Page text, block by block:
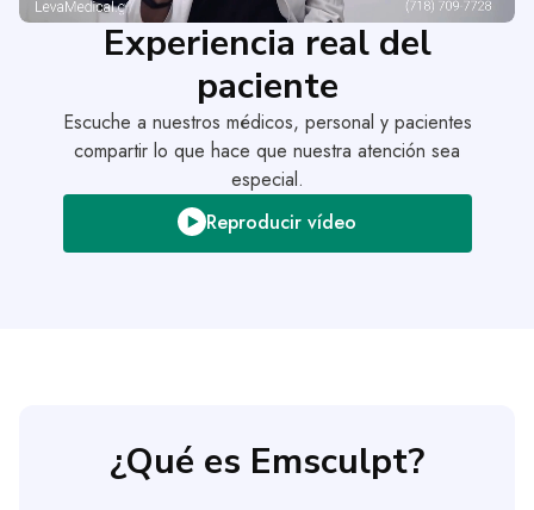
Experiencia real del
paciente
Escuche a nuestros médicos, personal y pacientes
compartir lo que hace que nuestra atención sea
especial.
Reproducir vídeo
¿Qué es Emsculpt?